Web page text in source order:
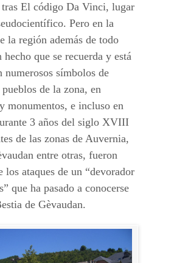
tras El código Da Vinci, lugar
Pero en la
la región además de todo
que se recuerda y está
numerosos símbolos de
de la zona, en
monumentos, e incluso en
3 años del siglo XVIII
de las zonas de Auvernia,
entre otras, fueron
los ataques de un “devorador
que ha pasado a conocerse
de Gèvaudan.